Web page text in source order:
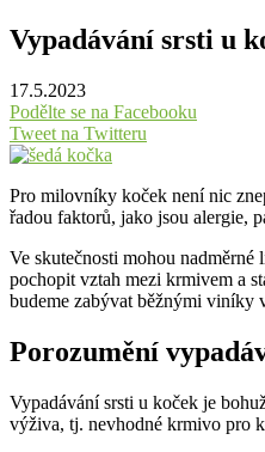
Vypadávání srsti u
17.5.2023
Podělte se na Facebooku
Tweet na Twitteru
Pro milovníky koček není nic
řadou faktorů, jako jsou alergie,
Ve skutečnosti mohou
pochopit vztah mezi krmivem a
budeme zabývat běžnými viníky
Porozumění
Vypadávání srsti u koček je
výživa, tj. nevhodné krmivo pro